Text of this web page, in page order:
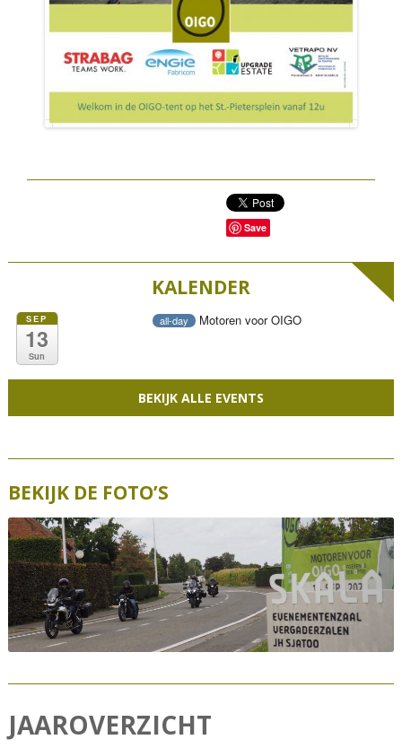
Save
KALENDER
SEP
13
Sun
all-day Motoren voor OIGO
BEKIJK ALLE EVENTS
BEKIJK DE FOTO’S
JAAROVERZICHT